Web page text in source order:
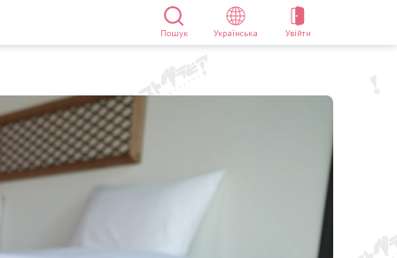
Пошук Українська Увійти